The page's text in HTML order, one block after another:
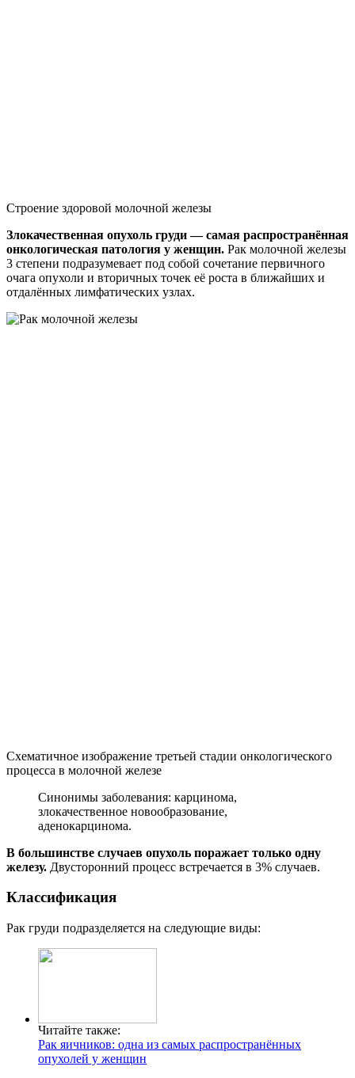
Строение здоровой молочной железы
Злокачественная опухоль груди — самая распространённая
онкологическая патология у женщин. Рак молочной железы
3 степени подразумевает под собой сочетание первичного
очага опухоли и вторичных точек её роста в ближайших и
отдалённых лимфатических узлах.
Схематичное изображение третьей стадии онкологического
процесса в молочной железе
Синонимы заболевания: карцинома,
злокачественное новообразование,
аденокарцинома.
В большинстве случаев опухоль поражает только одну
железу. Двусторонний процесс встречается в 3% случаев.
Классификация
Рак груди подразделяется на следующие виды:
Читайте также:
Рак яичников: одна из самых распространённых
опухолей у женщин